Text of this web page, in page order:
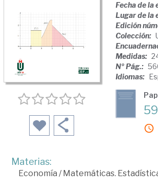
Fecha de la
Lugar de la
Edición
Colección:
Medidas:
Nº Pág.:
Idiomas:
Materias:
Economía /Matemáticas.